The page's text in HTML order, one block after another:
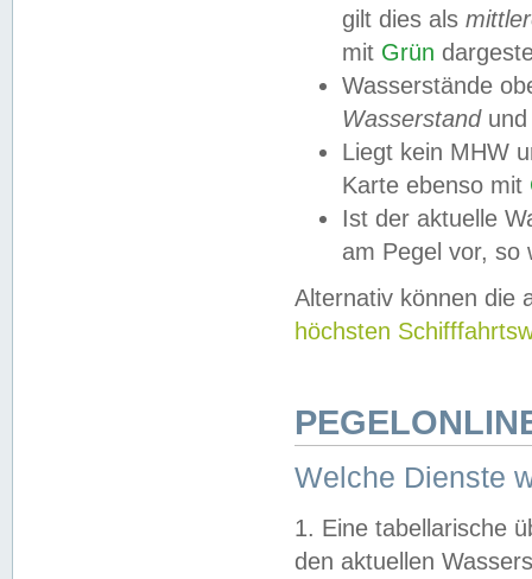
gilt dies als
mit Grün
Wasserstände
Wasserstandund
Liegt kein MHW
Karte ebenso mit
Ist der aktuelle
am Pegel vor,
Alternativ können die
höchsten
Welche Dienste
1. Eine tabellarische
den aktuellen